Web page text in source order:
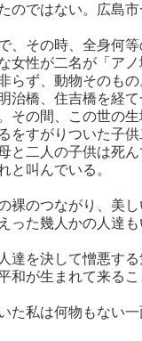
のではない。広島
、その時、全身何
女性が二名が「ア
らず、動物そのも
治橋、住吉橋を経
その間、この世の
をすがりついた子
と二人の子供は死
と叫んでいる。
裸のつながり、美
った幾人かの人達も
達を決して憎悪す
和が生まれて来るこ
た私は何物もない